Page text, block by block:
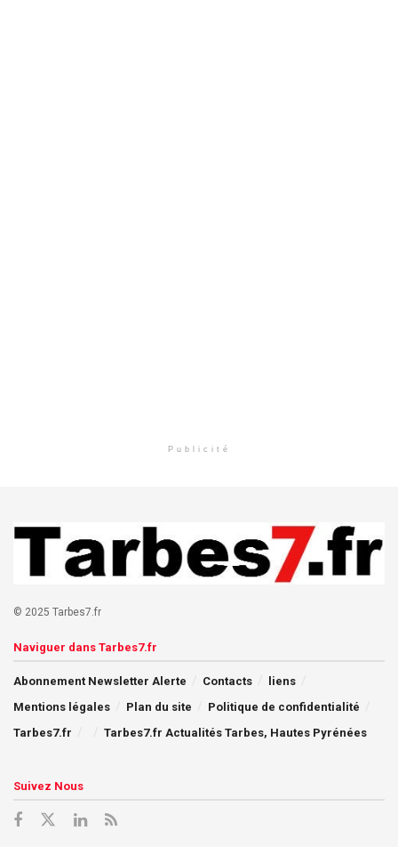
Publicité
© 2025 Tarbes7.fr
Naviguer dans Tarbes7.fr
Abonnement Newsletter Alerte Contacts
liens
Mentions légales
Plan du site
Politique de confidentialité
Tarbes7.fr
Tarbes7.fr Actualités Tarbes, Hautes Pyrénées
Suivez Nous